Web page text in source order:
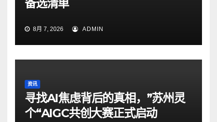
备选清单
8月 7, 2026 ADMIN
资讯
寻找AI焦虑背后的真相，”苏州灵
个“AIGC共创大赛正式启动